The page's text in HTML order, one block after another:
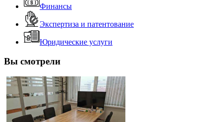
Финансы
Экспертиза и патентование
Юридические услуги
Вы смотрели